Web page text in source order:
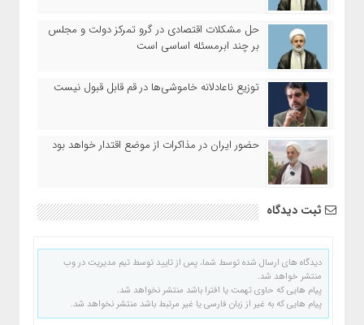
حل مشکلات اقتصادی در گرو تمرکز دولت و مجلس
بر چند ابرمسئله اساسی است
توزیع ناعادلانه خاموشی‌ها در قم قابل قبول نیست
حضور ایران در مذاکرات از موضع اقتدار خواهد بود
ثبت دیدگاه
دیدگاه های ارسال شده توسط شما، پس از تایید توسط تیم مدیریت در وب
منتشر خواهد شد.
پیام هایی که حاوی تهمت یا افترا باشد منتشر نخواهد شد.
پیام هایی که به غیر از زبان فارسی یا غیر مرتبط باشد منتشر نخواهد شد.